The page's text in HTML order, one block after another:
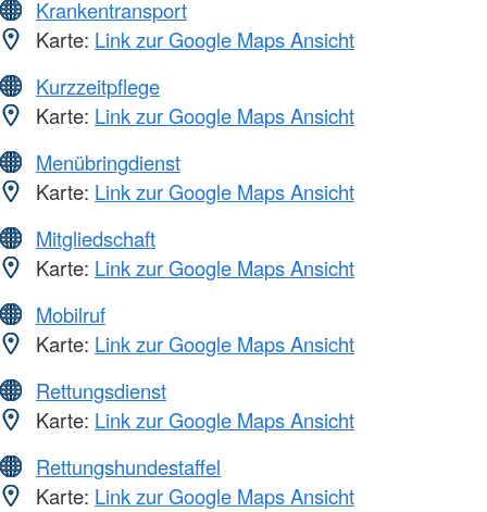
Krankentransport
Karte: Link zur Google Maps Ansicht
Kurzzeitpflege
Karte: Link zur Google Maps Ansicht
Menübringdienst
Karte: Link zur Google Maps Ansicht
Mitgliedschaft
Karte: Link zur Google Maps Ansicht
Mobilruf
Karte: Link zur Google Maps Ansicht
Rettungsdienst
Karte: Link zur Google Maps Ansicht
Rettungshundestaffel
Karte: Link zur Google Maps Ansicht